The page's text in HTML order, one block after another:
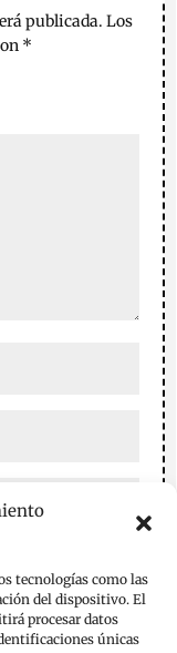
tecnologías como las
del dispositivo. El
procesar datos
únicas
publicada. Los
*